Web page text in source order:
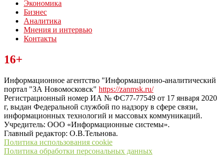
Экономика
Бизнес
Аналитика
Мнения и интервью
Контакты
Читайте последние новости дня в Тульской области на сайте
“ЗаНовомосковск”
16+
Информационное агентство "Информационно-аналитический
портал "ЗА Новомосковск" https://zanmsk.ru/
Регистрационный номер ИА № ФС77-77549 от 17 января 2020
г, выдан Федеральной службой по надзору в сфере связи,
информационных технологий и массовых коммуникаций.
Учредитель: ООО «Информационные системы».
Главный редактор: О.В.Тельнова.
Политика использования cookie
Политика обработки персональных данных